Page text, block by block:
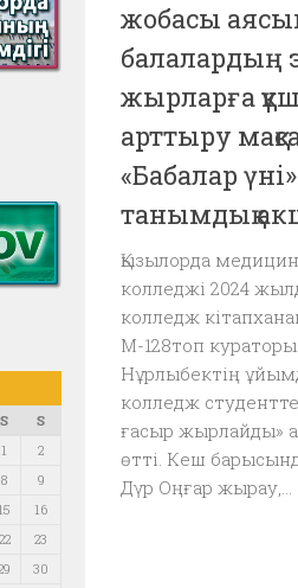
жобасы
балалардың
жырларға
арттыру
«Бабалар
танымдық
Қызылорда
колледжі 2024
колледж
М-128топ
Нұрлыбектің
колледж
ғасыр жырлайды»
өтті. Кеш
Дүр Оңғар жырау,...
S
S
1
2
8
9
16
22
23
30